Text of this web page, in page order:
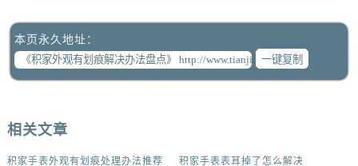
本页永久地址：
一键复制
相关文章
积家手表外观有划痕处理办法推荐 积家手表表耳掉了怎么解决